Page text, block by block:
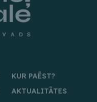
KUR PAĒST?
AKTUALITĀTES